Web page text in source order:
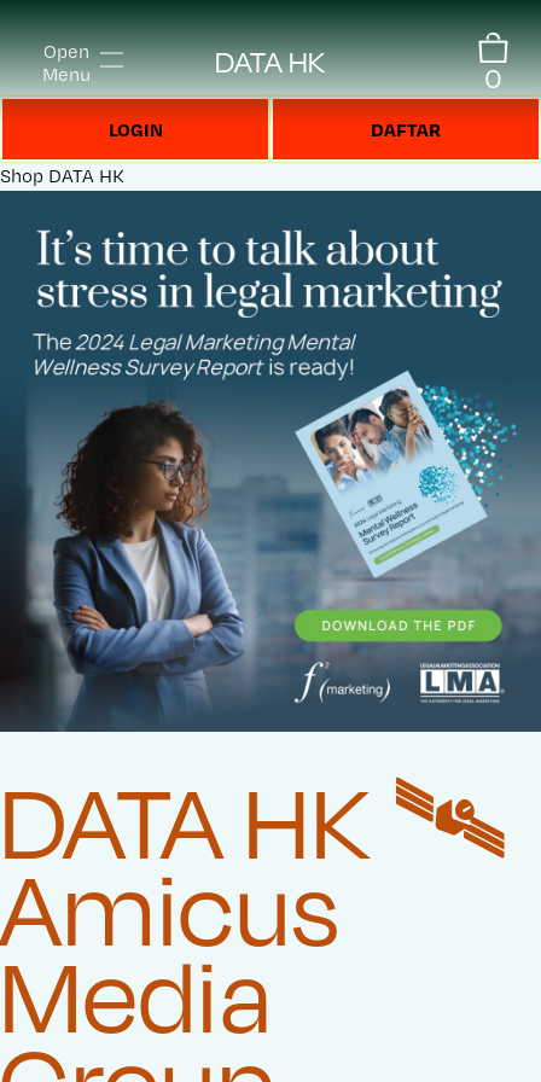
Open
Menu
DATA HK 0
LOGIN DAFTAR
Shop DATA HK
DATA HK 🛰️‍
Amicus
Media